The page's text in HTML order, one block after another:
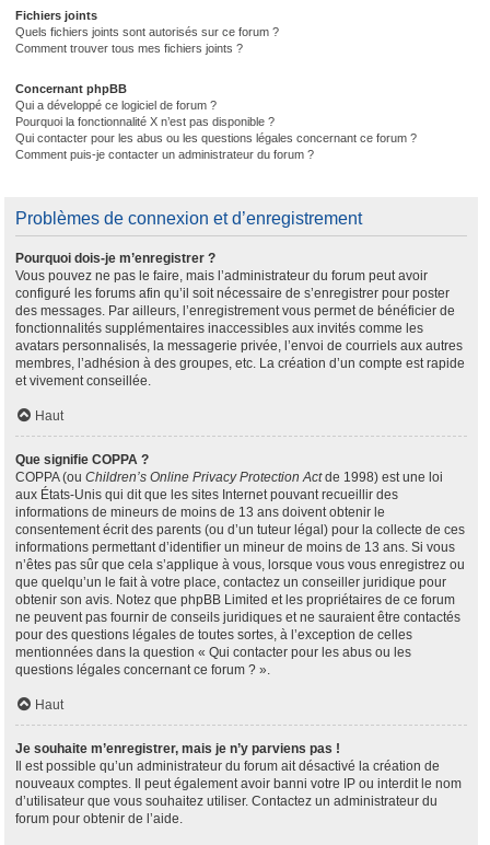
Fichiers joints
Quels fichiers joints sont autorisés sur ce forum ?
Comment trouver tous mes fichiers joints ?
Concernant phpBB
Qui a développé ce logiciel de forum ?
Pourquoi la fonctionnalité X n’est pas disponible ?
Qui contacter pour les abus ou les questions légales concernant ce forum ?
Comment puis-je contacter un administrateur du forum ?
Problèmes de connexion et d’enregistrement
Pourquoi dois-je m’enregistrer ?
Vous pouvez ne pas le faire, mais l’administrateur du forum peut avoir
configuré les forums afin qu’il soit nécessaire de s’enregistrer pour poster
des messages. Par ailleurs, l’enregistrement vous permet de bénéficier de
fonctionnalités supplémentaires inaccessibles aux invités comme les
avatars personnalisés, la messagerie privée, l’envoi de courriels aux autres
membres, l’adhésion à des groupes, etc. La création d’un compte est rapide
et vivement conseillée.
Haut
Que signifie COPPA ?
COPPA (ou Children’s Online Privacy Protection Actde 1998) est une loi
aux États-Unis qui dit que les sites Internet pouvant recueillir des
informations de mineurs de moins de 13 ans doivent obtenir le
consentement écrit des parents (ou d’un tuteur légal) pour la collecte de ces
informations permettant d’identifier un mineur de moins de 13 ans. Si vous
n’êtes pas sûr que cela s’applique à vous, lorsque vous vous enregistrez ou
que quelqu’un le fait à votre place, contactez un conseiller juridique pour
obtenir son avis. Notez que phpBB Limited et les propriétaires de ce forum
ne peuvent pas fournir de conseils juridiques et ne sauraient être contactés
pour des questions légales de toutes sortes, à l’exception de celles
mentionnées dans la question « Qui contacter pour les abus ou les
questions légales concernant ce forum ? ».
Haut
Je souhaite m’enregistrer, mais je n’y parviens pas !
Il est possible qu’un administrateur du forum ait désactivé la création de
nouveaux comptes. Il peut également avoir banni votre IP ou interdit le nom
d’utilisateur que vous souhaitez utiliser. Contactez un administrateur du
forum pour obtenir de l’aide.